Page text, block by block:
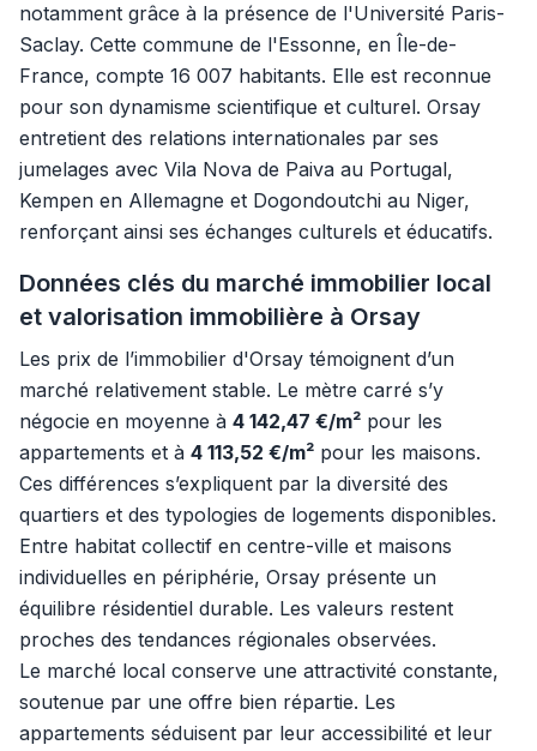
notamment grâce à la présence de l'Université Paris-
Saclay. Cette commune de l'Essonne, en Île-de-
France, compte 16 007 habitants. Elle est reconnue
pour son dynamisme scientifique et culturel. Orsay
entretient des relations internationales par ses
jumelages avec Vila Nova de Paiva au Portugal,
Kempen en Allemagne et Dogondoutchi au Niger,
renforçant ainsi ses échanges culturels et éducatifs.
Données clés du marché immobilier local
et valorisation immobilière à Orsay
Les prix de l’immobilier d'Orsay témoignent d’un
marché relativement stable. Le mètre carré s’y
négocie en moyenne à 4 142,47 €/m² pour les
appartements et à 4 113,52 €/m² pour les maisons.
Ces différences s’expliquent par la diversité des
quartiers et des typologies de logements disponibles.
Entre habitat collectif en centre-ville et maisons
individuelles en périphérie, Orsay présente un
équilibre résidentiel durable. Les valeurs restent
proches des tendances régionales observées.
Le marché local conserve une attractivité constante,
soutenue par une offre bien répartie. Les
appartements séduisent par leur accessibilité et leur